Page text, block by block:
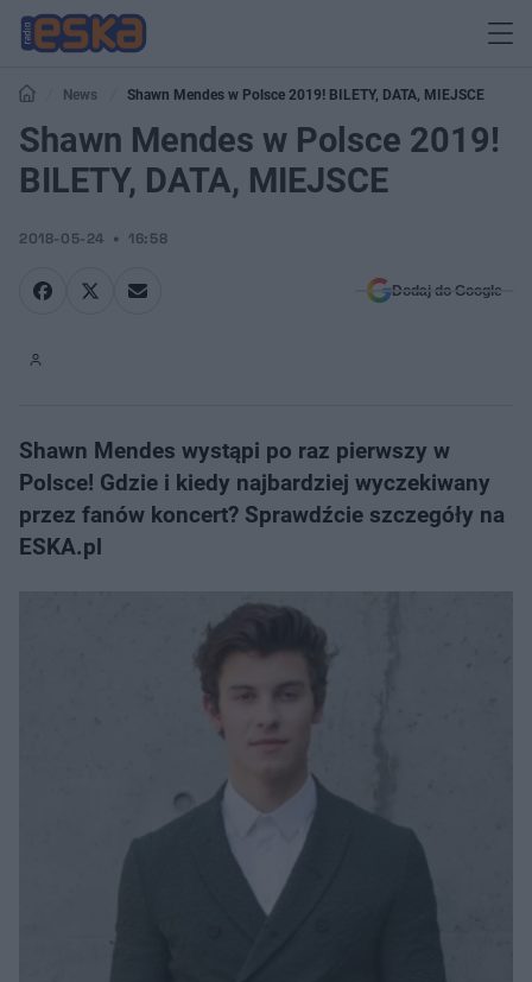
News Shawn Mendes w Polsce 2019! BILETY, DATA, MIEJSCE
Shawn Mendes w Polsce 2019!
BILETY, DATA, MIEJSCE
2018-05-24 16:58
Dodaj do Google
Shawn Mendes wystąpi po raz pierwszy w
Polsce! Gdzie i kiedy najbardziej wyczekiwany
przez fanów koncert? Sprawdźcie szczegóły na
ESKA.pl